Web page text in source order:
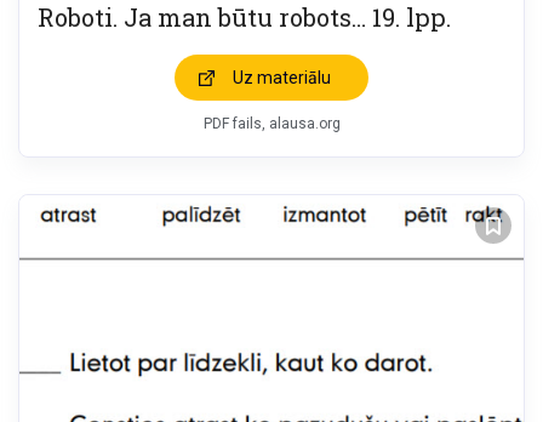
Roboti. Ja man būtu robots… 19. lpp.
Uz materiālu
PDF fails, alausa.org